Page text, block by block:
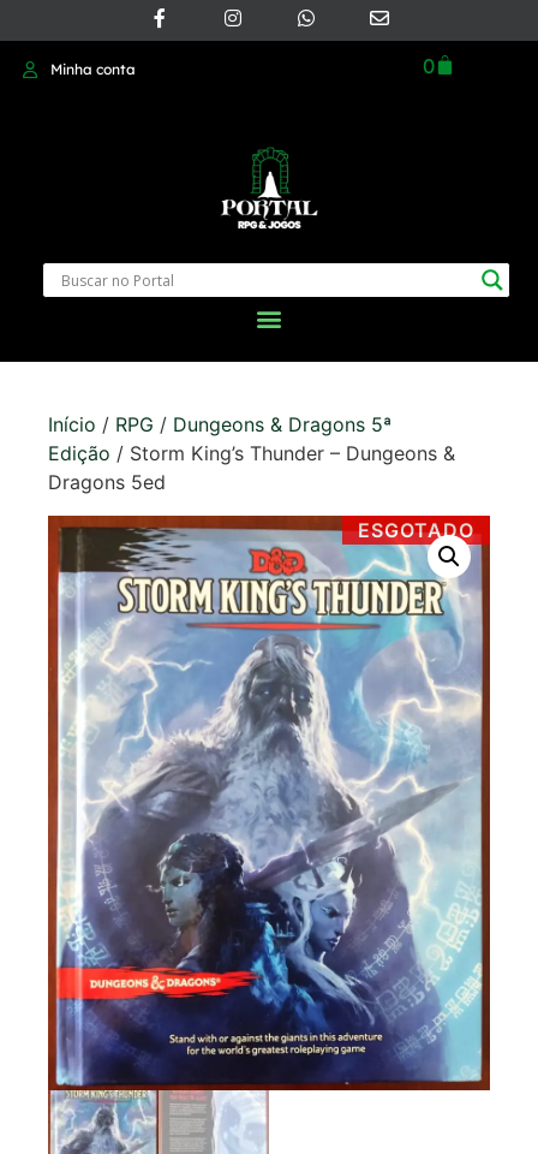
Minha conta 0
Início / RPG / Dungeons & Dragons 5ª
Edição / Storm King’s Thunder – Dungeons &
Dragons 5ed
ESGOTADO